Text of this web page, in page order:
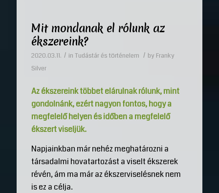
Mit mondanak el rólunk az
ékszereink?
2020.03.11. / in Tudástár és történelem / by Franky
Silver
Az ékszereink többet elárulnak rólunk, mint
gondolnánk, ezért nagyon fontos, hogy a
megfelelő helyen és időben a megfelelő
ékszert viseljük.
Napjainkban már nehéz meghatározni a
társadalmi hovatartozást a viselt ékszerek
révén, ám ma már az ékszerviselésnek nem
is ez a célja.